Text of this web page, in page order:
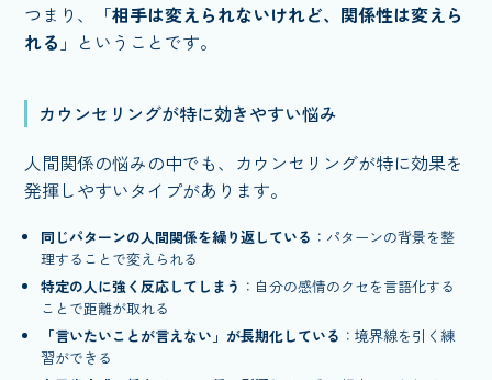
つまり、「相手は変えられないけれど、関係性は変えら
れる 」ということです。
カウンセリングが特に効きやすい悩み
人間関係の悩みの中でも、カウンセリングが特に効果を
発揮しやすいタイプがあります。
同じパターンの人間関係を繰り返している ：パターンの背景を整
理することで変えられる
特定の人に強く反応してしまう ：自分の感情のクセを言語化する
ことで距離が取れる
「言いたいことが言えない」が長期化している ：境界線を引く練
習ができる